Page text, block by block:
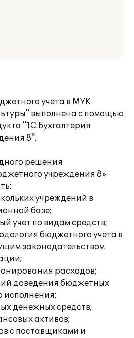
учета в МУК
выполнена с помощью
"1С:Бухгалтерия
8".
решения
учреждения 8»
учреждений в
базе;
учет по видам средств;
бюджетного учета в
законодательством
расходов;
доведения бюджетных
исполнения;
денежных средств;
активов;
с поставщиками и